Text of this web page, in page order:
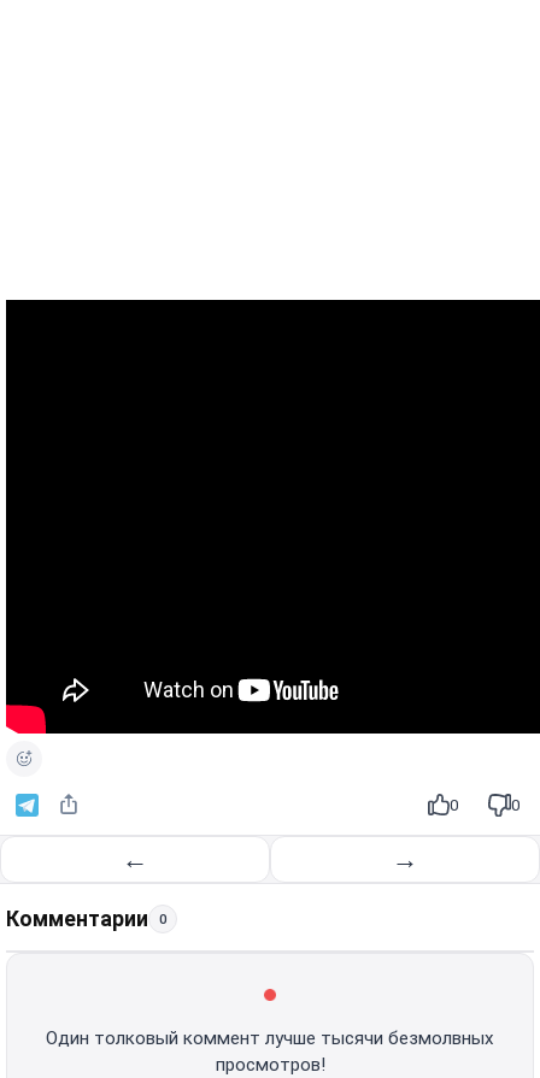
0 0
← →
Комментарии 0
Один толковый коммент лучше тысячи безмолвных
просмотров!